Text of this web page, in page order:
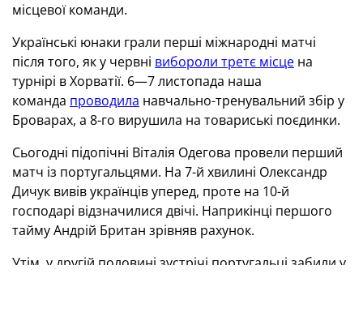
місцевої команди.
Українські юнаки грали перші міжнародні матчі
після того, як у червні вибороли третє місце на
турнірі в Хорватії. 6—7 листопада наша
команда проводила навчально-тренувальний збір у
Броварах, а 8-го вирушила на товариські поєдинки.
Сьогодні підопічні Віталія Одегова провели перший
матч із португальцями. На 7-й хвилині Олександр
Дичук вивів українців уперед, проте на 10-й
господарі відзначилися двічі. Наприкінці першого
тайму Андрій Британ зрівняв рахунок.
Утім, у другій половині зустрічі португальці забили у